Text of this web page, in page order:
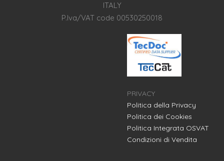
ITALY
P.Iva/VAT code 00530250018
PRIVACY
Politica della Privacy
Politica dei Cookies
Politica Integrata OSVAT
Condizioni di Vendita